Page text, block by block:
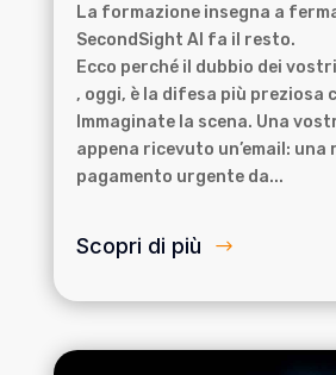
La formazione insegna a
SecondSight AI fa il resto.
Ecco perché il dubbio dei
, oggi, è la difesa più preziosa
Immaginate la scena. Una
appena ricevuto un’email: una
pagamento urgente da...
Scopri di più